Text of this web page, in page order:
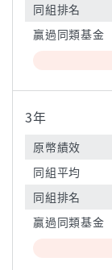
同組排名
贏過同類基金
3年
原幣績效
同組平均
同組排名
贏過同類基金